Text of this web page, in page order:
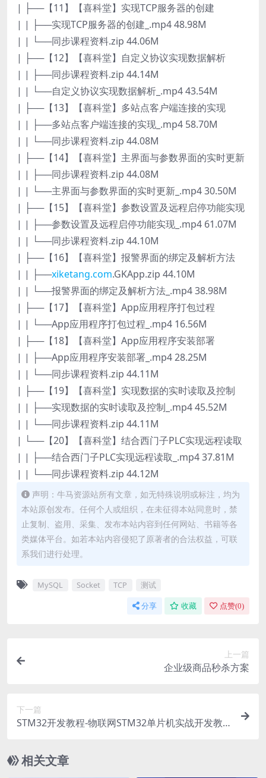
| ├──【11】【喜科堂】实现TCP服务器的创建
| | ├──实现TCP服务器的创建_.mp4 48.98M
| | └──同步课程资料.zip 44.06M
| ├──【12】【喜科堂】自定义协议实现数据解析
| | ├──同步课程资料.zip 44.14M
| | └──自定义协议实现数据解析_.mp4 43.54M
| ├──【13】【喜科堂】多站点客户端连接的实现
| | ├──多站点客户端连接的实现_.mp4 58.70M
| | └──同步课程资料.zip 44.08M
| ├──【14】【喜科堂】主界面与参数界面的实时更新
| | ├──同步课程资料.zip 44.08M
| | └──主界面与参数界面的实时更新_.mp4 30.50M
| ├──【15】【喜科堂】参数设置及远程启停功能实现
| | ├──参数设置及远程启停功能实现_.mp4 61.07M
| | └──同步课程资料.zip 44.10M
| ├──【16】【喜科堂】报警界面的绑定及解析方法
| | ├──xiketang.com.GKApp.zip 44.10M
| | └──报警界面的绑定及解析方法_.mp4 38.98M
| ├──【17】【喜科堂】App应用程序打包过程
| | └──App应用程序打包过程_.mp4 16.56M
| ├──【18】【喜科堂】App应用程序安装部署
| | ├──App应用程序安装部署_.mp4 28.25M
| | └──同步课程资料.zip 44.11M
| ├──【19】【喜科堂】实现数据的实时读取及控制
| | ├──实现数据的实时读取及控制_.mp4 45.52M
| | └──同步课程资料.zip 44.11M
| └──【20】【喜科堂】结合西门子PLC实现远程读取
| | ├──结合西门子PLC实现远程读取_.mp4 37.81M
| | └──同步课程资料.zip 44.12M
声明：牛马资源站所有文章，如无特殊说明或标注，均为
本站原创发布。任何个人或组织，在未征得本站同意时，禁
止复制、盗用、采集、发布本站内容到任何网站、书籍等各
类媒体平台。如若本站内容侵犯了原著者的合法权益，可联
系我们进行处理。
MySQL Socket TCP 测试
分享 收藏 点赞(0)
上一篇
企业级商品秒杀方案
下一篇
STM32开发教程-物联网STM32单片机实战开发教
相关文章